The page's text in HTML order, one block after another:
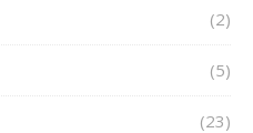
(2)
(5)
(23)